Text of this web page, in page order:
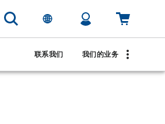
联系我们 我们的业务